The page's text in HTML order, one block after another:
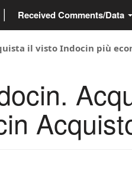
Received Comments/Data
il visto Indocin più